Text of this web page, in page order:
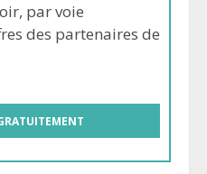
par voie
des partenaires de